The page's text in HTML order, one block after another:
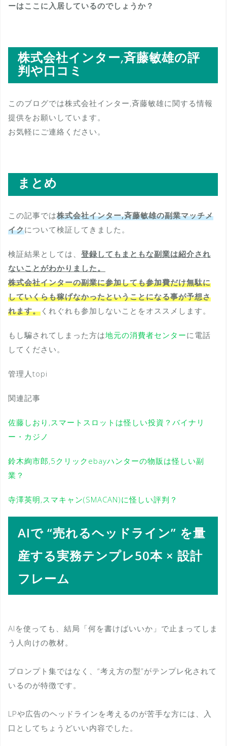
ーはここに入居しているのでしょうか？
株式会社インター,斉藤敏雄の評
判や口コミ
このブログでは株式会社インター,斉藤敏雄に関する情報
提供をお願いしています。
お気軽にご連絡ください。
まとめ
この記事では株式会社インター,斉藤敏雄の副業マッチメ
イクについて検証してきました。
検証結果としては、 登録してもまともな副業は紹介され
ないことがわかりました。
株式会社インターの副業に参加しても参加費だけ無駄に
していくらも稼げなかったということになる事が予想さ
れます。 くれぐれも参加しないことをオススメします。
もし騙されてしまった方は地元の消費者センターに電話
してください。
管理人topi
関連記事
佐藤しおり,スマートスロットは怪しい投資？バイナリ
ー・カジノ
鈴木絢市郎,5クリックebayハンターの物販は怪しい副
業？
寺澤英明,スマキャン(SMACAN)に怪しい評判？
AIで “売れるヘッドライン” を量
産する実務テンプレ50本 × 設計
フレーム
AIを使っても、結局「何を書けばいいか」で止まってしま
う人向けの教材。
プロンプト集ではなく、“考え方の型”がテンプレ化されて
いるのが特徴です。
LPや広告のヘッドラインを考えるのが苦手な方には、入
口としてちょうどいい内容でした。